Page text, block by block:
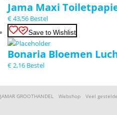
Jama Maxi
€43,56 Bestel
Save to Wishlist
Bonaria Bloemen
€2,16 Bestel
JAMAR GROOTHANDEL Webshop Veel